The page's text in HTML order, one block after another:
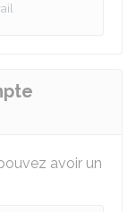
avoir un